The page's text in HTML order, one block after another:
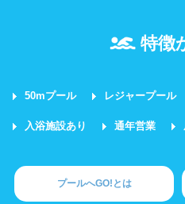
特徴
50mプール レジャープール
入浴施設あり 通年営業
プールへGO!とは